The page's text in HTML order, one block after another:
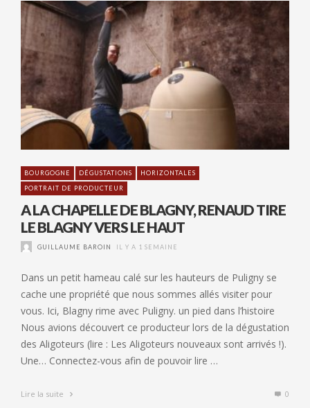
BOURGOGNE DÉGUSTATIONS
HORIZONTALES
PORTRAIT DE PRODUCTEUR
A LA CHAPELLE DE BLAGNY, RENAUD TIRE
LE BLAGNY VERS LE HAUT
GUILLAUME BAROIN IL Y A 1 SEMAINE
Dans un petit hameau calé sur les hauteurs de Puligny se
cache une propriété que nous sommes allés visiter pour
vous. Ici, Blagny rime avec Puligny. un pied dans l’histoire
Nous avions découvert ce producteur lors de la dégustation
des Aligoteurs (lire : Les Aligoteurs nouveaux sont arrivés !).
Une… Connectez-vous afin de pouvoir lire …
Lire la suite 0